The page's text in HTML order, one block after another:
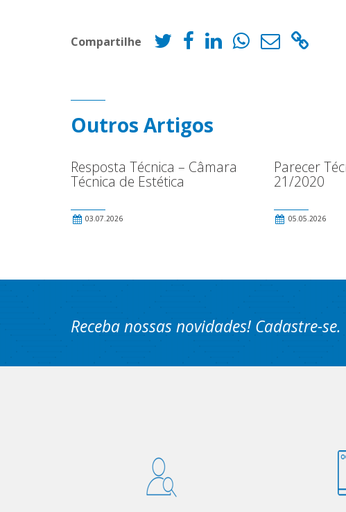
Compartilhe
Outros Artigos
Resposta Técnica – Câmara
Técnica de Estética
03.07.2026
Parecer
21/2020
05.05.2026
Receba nossas novidades! Cadastre-se.